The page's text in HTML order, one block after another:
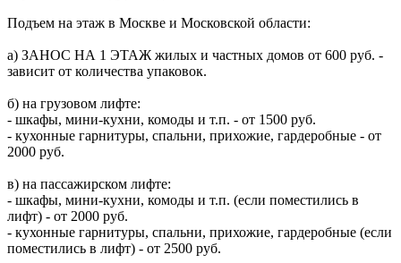
Подъем на этаж в Москве и Московской области:
а) ЗАНОС НА 1 ЭТАЖ жилых и частных домов от 600 руб. -
зависит от количества упаковок.
б) на грузовом лифте:
- шкафы, мини-кухни, комоды и т.п. - от 1500 руб.
- кухонные гарнитуры, спальни, прихожие, гардеробные - от
2000 руб.
в) на пассажирском лифте:
- шкафы, мини-кухни, комоды и т.п. (если поместились в
лифт) - от 2000 руб.
- кухонные гарнитуры, спальни, прихожие, гардеробные (если
поместились в лифт) - от 2500 руб.